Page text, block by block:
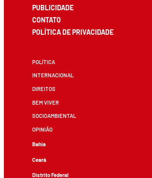
PUBLICIDADE
CONTATO
POLÍTICA DE PRIVACIDADE
POLÍTICA
INTERNACIONAL
DIREITOS
BEM VIVER
SOCIOAMBIENTAL
OPINIÃO
Bahia
Ceará
Distrito Federal